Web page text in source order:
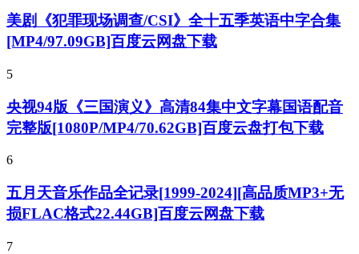
美剧《犯罪现场调查/CSI》全十五季英语中字合集
[MP4/97.09GB]百度云网盘下载
5
央视94版《三国演义》高清84集中文字幕国语配音
完整版[1080P/MP4/70.62GB]百度云盘打包下载
6
五月天音乐作品全记录[1999-2024][高品质MP3+无
损FLAC格式22.44GB]百度云网盘下载
7